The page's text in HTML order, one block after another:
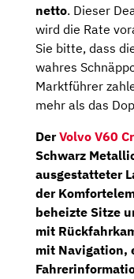
netto. Dieser
wird die Rate
Sie bitte, dass
wahres
Marktführer
mehr als das
DerVolvo V60
Schwarz
ausgestatteter
der
beheizte Sitze
mit
mit Navigation,